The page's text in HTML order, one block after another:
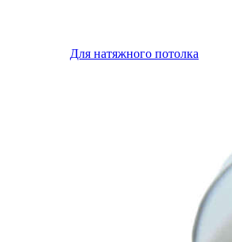
Для натяжного потолка